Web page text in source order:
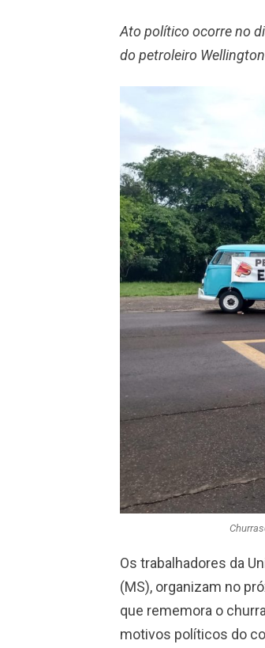
Ato político ocorre no
do petroleiro Wellington
Os trabalhadores da
(MS), organizam no
que rememora o
motivos políticos do